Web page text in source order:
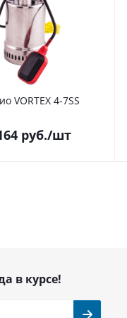
VORTEX 4-7SS
руб./шт
в курсе!